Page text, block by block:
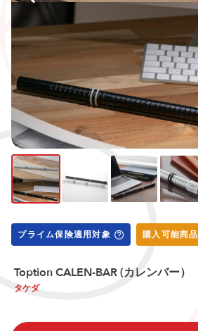
プライム保険適用対象 購入可能商品
Toption CALEN-BAR (カレンバー）
タケダ